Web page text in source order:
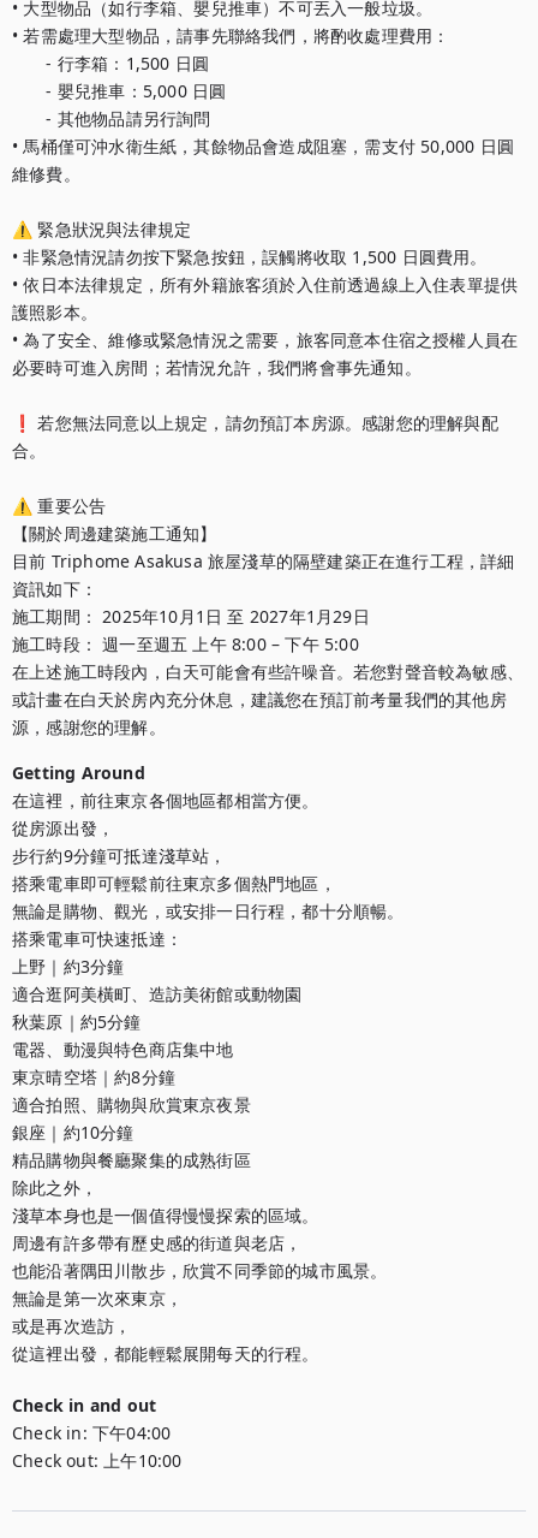
• 大型物品（如行李箱、嬰兒推車）不可丟入一般垃圾。
• 若需處理大型物品，請事先聯絡我們，將酌收處理費用：
- 行李箱：1,500 日圓
- 嬰兒推車：5,000 日圓
- 其他物品請另行詢問
• 馬桶僅可沖水衛生紙，其餘物品會造成阻塞，需支付 50,000 日圓
維修費。
⚠️ 緊急狀況與法律規定
• 非緊急情況請勿按下緊急按鈕，誤觸將收取 1,500 日圓費用。
• 依日本法律規定，所有外籍旅客須於入住前透過線上入住表單提供
護照影本。
• 為了安全、維修或緊急情況之需要，旅客同意本住宿之授權人員在
必要時可進入房間；若情況允許，我們將會事先通知。
❗ 若您無法同意以上規定，請勿預訂本房源。感謝您的理解與配
合。
⚠️ 重要公告
【關於周邊建築施工通知】
目前 Triphome Asakusa 旅屋淺草的隔壁建築正在進行工程，詳細
資訊如下：
施工期間： 2025年10月1日 至 2027年1月29日
施工時段： 週一至週五 上午 8:00 – 下午 5:00
在上述施工時段內，白天可能會有些許噪音。若您對聲音較為敏感、
或計畫在白天於房內充分休息，建議您在預訂前考量我們的其他房
源，感謝您的理解。
Getting Around
在這裡，前往東京各個地區都相當方便。
從房源出發，
步行約9分鐘可抵達淺草站，
搭乘電車即可輕鬆前往東京多個熱門地區，
無論是購物、觀光，或安排一日行程，都十分順暢。
搭乘電車可快速抵達：
上野｜約3分鐘
適合逛阿美橫町、造訪美術館或動物園
秋葉原｜約5分鐘
電器、動漫與特色商店集中地
東京晴空塔｜約8分鐘
適合拍照、購物與欣賞東京夜景
銀座｜約10分鐘
精品購物與餐廳聚集的成熟街區
除此之外，
淺草本身也是一個值得慢慢探索的區域。
周邊有許多帶有歷史感的街道與老店，
也能沿著隅田川散步，欣賞不同季節的城市風景。
無論是第一次來東京，
或是再次造訪，
從這裡出發，都能輕鬆展開每天的行程。
Check in and out
Check in: 下午04:00
Check out: 上午10:00